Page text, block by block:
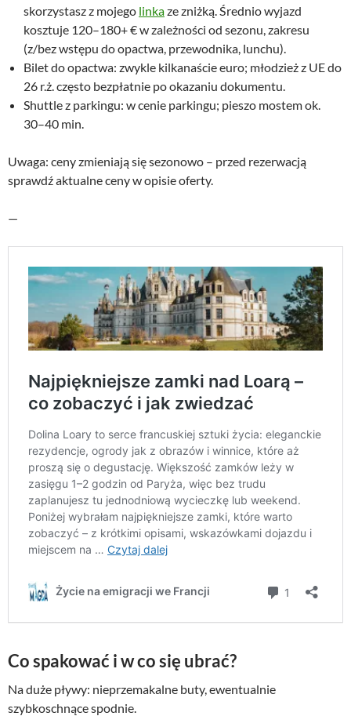
skorzystasz z mojego linkaze zniżką. Średnio wyjazd
kosztuje 120–180+ € w zależności od sezonu, zakresu
(z/bez wstępu do opactwa, przewodnika, lunchu).
Bilet do opactwa: zwykle kilkanaście euro; młodzież z UE do
26 r.ż. często bezpłatnie po okazaniu dokumentu.
Shuttle z parkingu: w cenie parkingu; pieszo mostem ok.
30–40 min.
Uwaga: ceny zmieniają się sezonowo – przed rezerwacją
sprawdź aktualne ceny w opisie oferty.
—
Co spakować i w co się ubrać?
Na duże pływy: nieprzemakalne buty, ewentualnie
szybkoschnące spodnie.